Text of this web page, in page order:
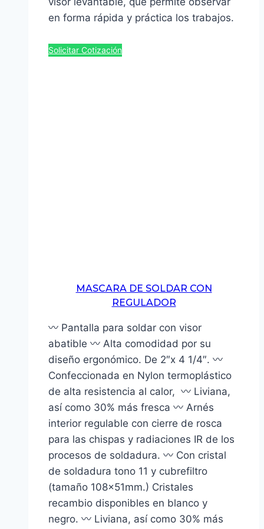
en forma rápida y práctica los trabajos.
Solicitar Cotización
MASCARA DE SOLDAR CON
REGULADOR
〰 Pantalla para soldar con visor
abatible 〰 Alta comodidad por su
diseño ergonómico. De 2″x 4 1/4″. 〰
Confeccionada en Nylon termoplástico
de alta resistencia al calor, 〰 Liviana,
así como 30% más fresca 〰 Arnés
interior regulable con cierre de rosca
para las chispas y radiaciones IR de los
procesos de soldadura. 〰 Con cristal
de soldadura tono 11 y cubrefiltro
(tamaño 108x51mm.) Cristales
recambio disponibles en blanco y
negro. 〰 Liviana, así como 30% más